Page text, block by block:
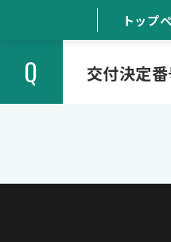
トップ
Q 交付決定